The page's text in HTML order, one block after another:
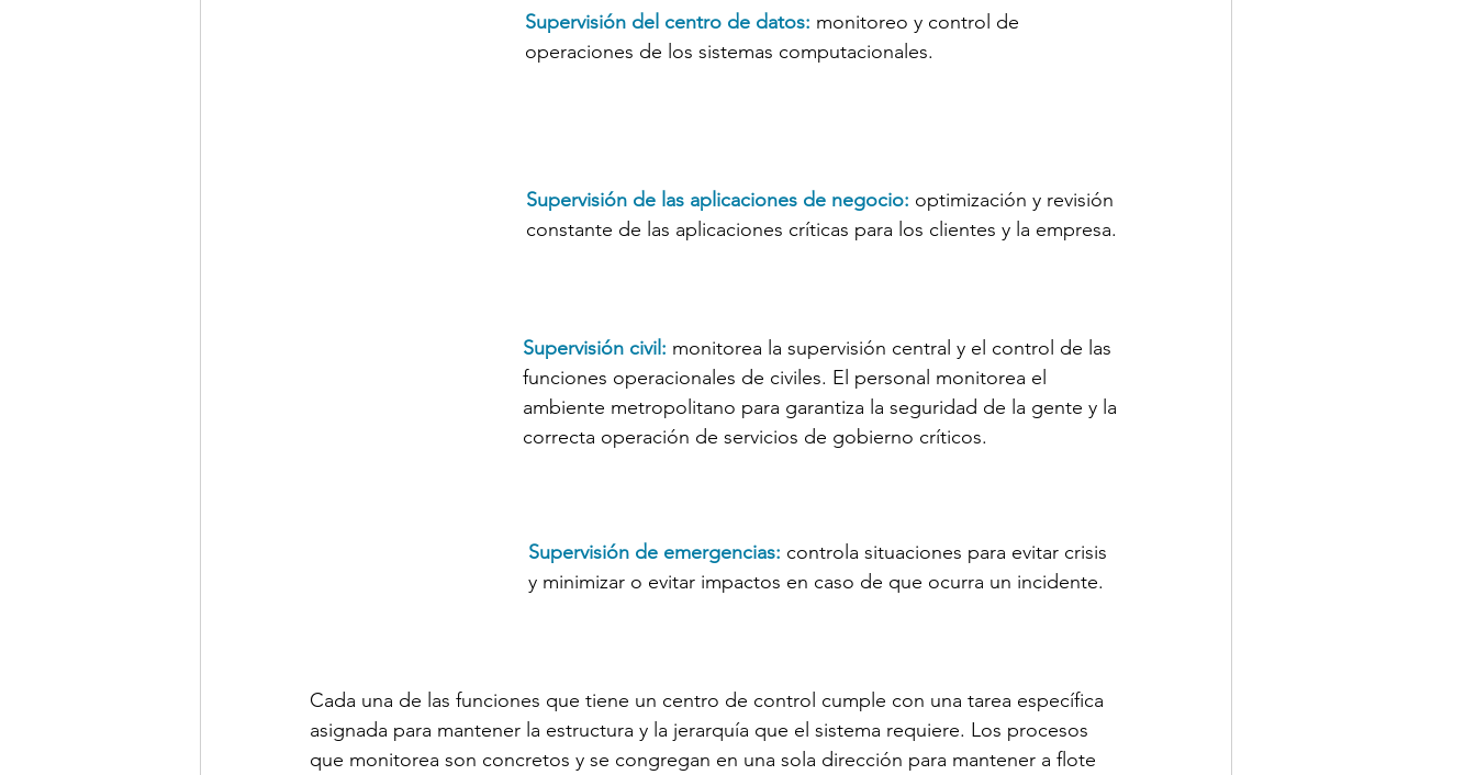
Supervisión del centro de datos: monitoreo y control de
operaciones de los sistemas computacionales.
Supervisión de las aplicaciones de negocio: optimización y revisión
constante de las aplicaciones críticas para los clientes y la empresa.
Supervisión civil: monitorea la supervisión central y el control de las
funciones operacionales de civiles. El personal monitorea el
ambiente metropolitano para garantiza la seguridad de la gente y la
correcta operación de servicios de gobierno críticos.
Supervisión de emergencias: controla situaciones para evitar crisis
y minimizar o evitar impactos en caso de que ocurra un incidente.
Cada una de las funciones que tiene un centro de control cumple con una tarea específica
asignada para mantener la estructura y la jerarquía que el sistema requiere. Los procesos
que monitorea son concretos y se congregan en una sola dirección para mantener a flote